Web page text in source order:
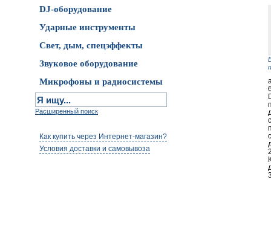
DJ-оборудование
Ударные инструменты
Свет, дым, спецэффекты
Звуковое оборудование
Микрофоны и радиосистемы
Расширенный поиск
Как купить через Интернет-магазин?
Условия доставки и самовывоза